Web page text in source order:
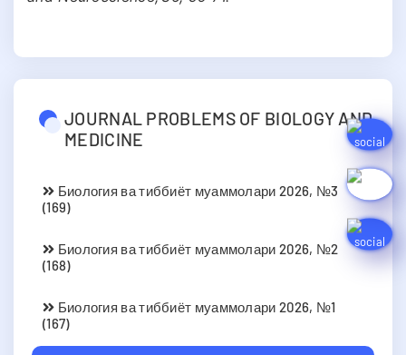
JOURNAL PROBLEMS OF BIOLOGY AND
MEDICINE
Биология ва тиббиёт муаммолари 2026, №3
(169)
Биология ва тиббиёт муаммолари 2026, №2
(168)
Биология ва тиббиёт муаммолари 2026, №1
(167)